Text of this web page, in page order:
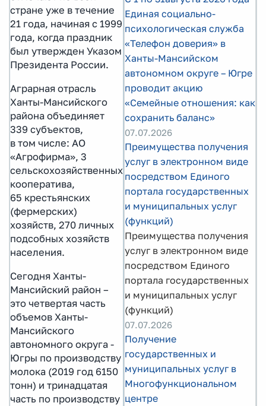
стране уже в течение
21 года, начиная с 1999
года, когда праздник
был утвержден Указом
Президента России.
Аграрная отрасль
Ханты-Мансийского
района объединяет
339 субъектов,
в том числе: АО
«Агрофирма», 3
сельскохозяйственных
кооператива,
65 крестьянских
(фермерских)
хозяйств, 270 личных
подсобных хозяйств
населения.
Сегодня Ханты-
Мансийский район –
это четвертая часть
объемов Ханты-
Мансийского
автономного округа -
Югры по производству
молока (2019 год 6150
тонн) и тринадцатая
часть по производству
Единая социально-
психологическая служба
«Телефон доверия» в
Ханты-Мансийском
автономном округе – Югре
проводит акцию
«Семейные отношения: как
сохранить баланс»
07.07.2026
Преимущества получения
услуг в электронном виде
посредством Единого
портала государственных
и муниципальных услуг
(функций)
Преимущества получения
услуг в электронном виде
посредством Единого
портала государственных
и муниципальных услуг
(функций)
07.07.2026
Получение
государственных и
муниципальных услуг в
Многофункциональном
центре